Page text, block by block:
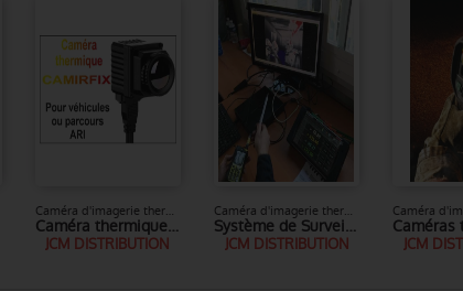
Caméra d'imagerie thermique - infra rouge
Caméra thermique fixe pour surveillance
JCM DISTRIBUTION
Caméra d'imagerie thermique - infra rouge
Système de Surveillance de caissons Feux
JCM DISTRIBUTION JCM